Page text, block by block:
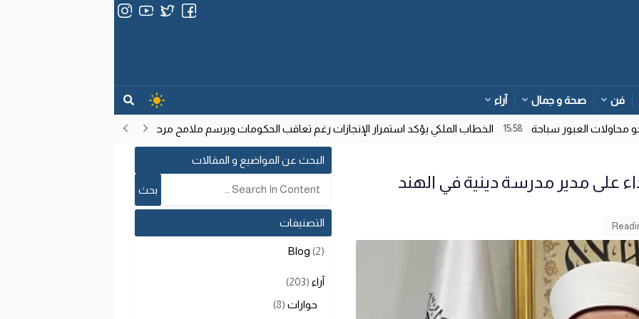
فن صحة و جمال آراء
العبور سباحة 15:58 الخطاب الملكي يؤكد استمرار الإنجازات رغم تعاقب الحكومات ويرسم ملامح مرحلة تنموية جديدة
على مدير مدرسة دينية في الهند
البحث عن المواضيع و المقالات
التصنيفات
Blog (2)
آراء (203)
حوارات (8)